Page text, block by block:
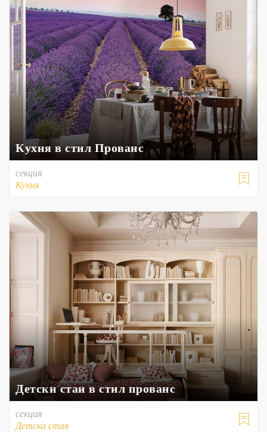
Кухня в стил Прованс

секция
Кухня
Детски стаи в стил прованс

секция
Детска стая